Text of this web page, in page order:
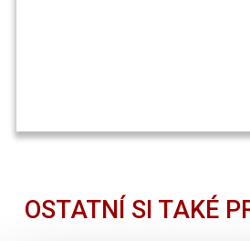
OSTATNÍ SI TAKÉ